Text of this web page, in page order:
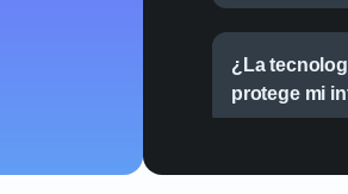
¿La
protege mi